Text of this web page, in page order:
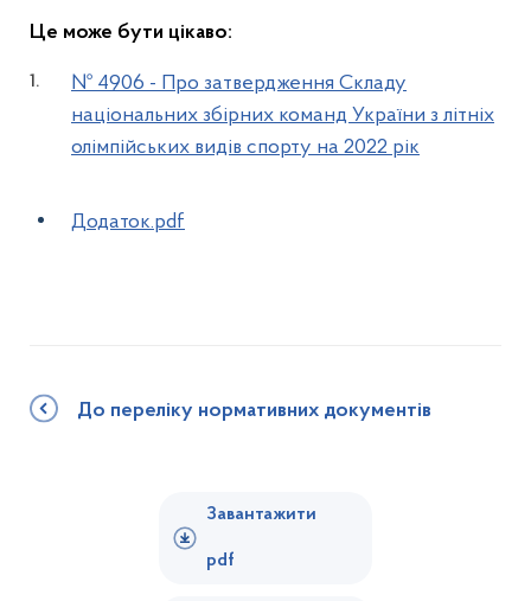
Це може бути цікаво:
№ 4906 - Про затвердження Складу
національних збірних команд України з літніх
олімпійських видів спорту на 2022 рік
Додаток.pdf
До переліку нормативних документів
Завантажити
pdf